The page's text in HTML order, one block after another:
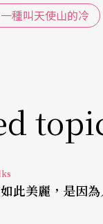
的討論，呈現一
場中那一排兒童
、施工三視圖上
曾言明，但藝術
當年正反面皆畫
種叫天使山的冷
此美麗，是因